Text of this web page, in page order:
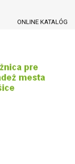
ONLINE KATALÓG